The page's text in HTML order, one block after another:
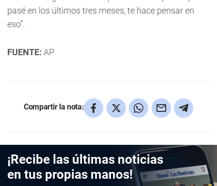
pasé en los últimos tres meses, te hace pensar en
eso”.
FUENTE: AP
Compartir la nota:
¡Recibe las últimas noticias
en tus propias manos!